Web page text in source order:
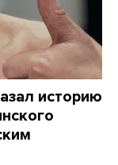
историю